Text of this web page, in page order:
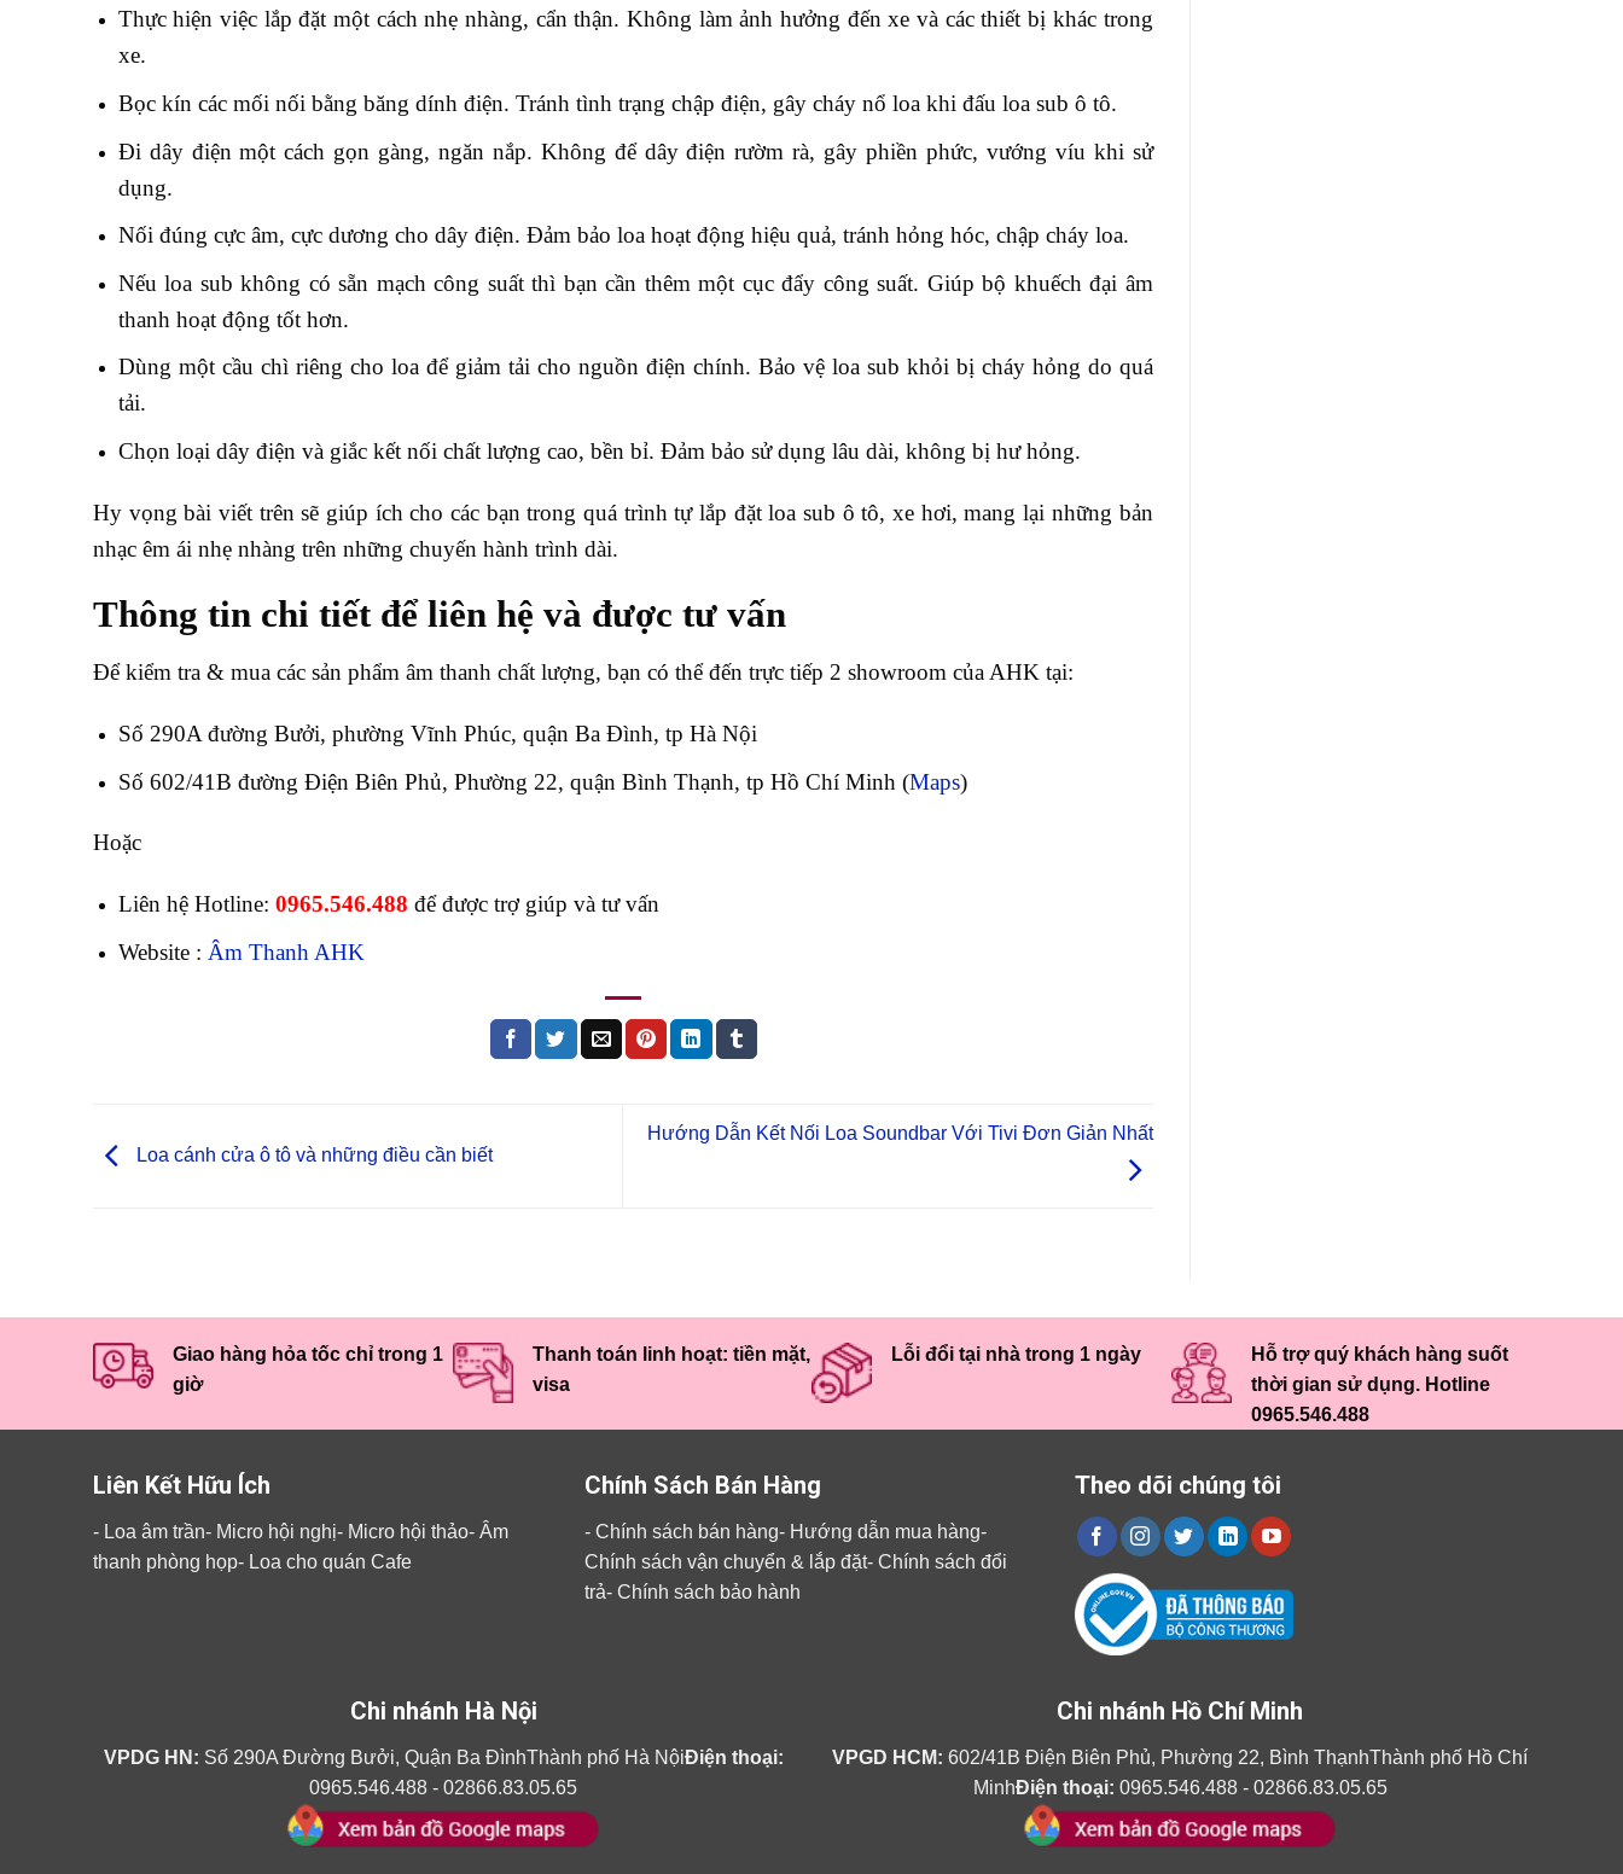
Thực hiện việc lắp đặt một cách nhẹ nhàng, cẩn thận. Không làm ảnh hưởng đến xe và các thiết bị khác trong
xe.
Bọc kín các mối nối bằng băng dính điện. Tránh tình trạng chập điện, gây cháy nổ loa khi đấu loa sub ô tô.
Đi dây điện một cách gọn gàng, ngăn nắp. Không để dây điện rườm rà, gây phiền phức, vướng víu khi sử
dụng.
Nối đúng cực âm, cực dương cho dây điện. Đảm bảo loa hoạt động hiệu quả, tránh hỏng hóc, chập cháy loa.
Nếu loa sub không có sẵn mạch công suất thì bạn cần thêm một cục đẩy công suất. Giúp bộ khuếch đại âm
thanh hoạt động tốt hơn.
Dùng một cầu chì riêng cho loa để giảm tải cho nguồn điện chính. Bảo vệ loa sub khỏi bị cháy hỏng do quá
tải.
Chọn loại dây điện và giắc kết nối chất lượng cao, bền bỉ. Đảm bảo sử dụng lâu dài, không bị hư hỏng.
Hy vọng bài viết trên sẽ giúp ích cho các bạn trong quá trình tự lắp đặt loa sub ô tô, xe hơi, mang lại những bản
nhạc êm ái nhẹ nhàng trên những chuyến hành trình dài.
Thông tin chi tiết để liên hệ và được tư vấn
Để kiểm tra & mua các sản phẩm âm thanh chất lượng, bạn có thể đến trực tiếp 2 showroom của AHK tại:
Số 290A đường Bưởi, phường Vĩnh Phúc, quận Ba Đình, tp Hà Nội
Số 602/41B đường Điện Biên Phủ, Phường 22, quận Bình Thạnh, tp Hồ Chí Minh (Maps)
Hoặc
Liên hệ Hotline: 0965.546.488 để được trợ giúp và tư vấn
Website : Âm Thanh AHK
Loa cánh cửa ô tô và những điều cần biết
Hướng Dẫn Kết Nối Loa Soundbar Với Tivi Đơn Giản Nhất
Giao hàng hỏa tốc chỉ trong 1
giờ
Thanh toán linh hoạt: tiền mặt,
visa
Lỗi đổi tại nhà trong 1 ngày
Hỗ trợ quý khách hàng suốt
thời gian sử dụng. Hotline
0965.546.488
Liên Kết Hữu Ích
- Loa âm trần- Micro hội nghị- Micro hội thảo- Âm
thanh phòng họp- Loa cho quán Cafe
Chính Sách Bán Hàng
- Chính sách bán hàng- Hướng dẫn mua hàng-
Chính sách vận chuyển & lắp đặt- Chính sách đổi
trả- Chính sách bảo hành
Theo dõi chúng tôi
Chi nhánh Hà Nội
VPDG HN: Số 290A Đường Bưởi, Quận Ba ĐìnhThành phố Hà NộiĐiện thoại:
0965.546.488 - 02866.83.05.65
Chi nhánh Hồ Chí Minh
VPGD HCM: 602/41B Điện Biên Phủ, Phường 22, Bình ThạnhThành phố Hồ Chí
MinhĐiện thoại: 0965.546.488 - 02866.83.05.65